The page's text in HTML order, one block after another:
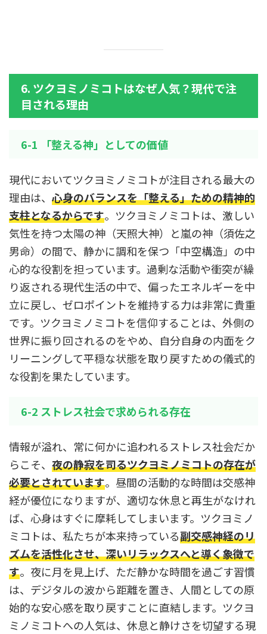
6. ツクヨミノミコトはなぜ人気？現代で注
目される理由
6-1 「整える神」としての価値
現代においてツクヨミノミコトが注目される最大の
理由は、 心身のバランスを「整える」ための精神的
支柱となるからです。ツクヨミノミコトは、激しい
気性を持つ太陽の神（天照大神）と嵐の神（須佐之
男命）の間で、静かに調和を保つ「中空構造」の中
心的な役割を担っています。過剰な活動や衝突が繰
り返される現代生活の中で、偏ったエネルギーを中
立に戻し、ゼロポイントを維持する力は非常に貴重
です。ツクヨミノミコトを信仰することは、外側の
世界に振り回されるのをやめ、自分自身の内面をク
リーニングして平穏な状態を取り戻すための儀式的
な役割を果たしています。
6-2 ストレス社会で求められる存在
情報が溢れ、常に何かに追われるストレス社会だか
らこそ、 夜の静寂を司るツクヨミノミコトの存在が
必要とされています。昼間の活動的な時間は交感神
経が優位になりますが、適切な休息と再生がなけれ
ば、心身はすぐに摩耗してしまいます。ツクヨミノ
ミコトは、私たちが本来持っている副交感神経のリ
ズムを活性化させ、深いリラックスへと導く象徴で
す。夜に月を見上げ、ただ静かな時間を過ごす習慣
は、デジタルの波から距離を置き、人間としての原
始的な安心感を取り戻すことに直結します。ツクヨ
ミノミコトへの人気は、休息と静けさを切望する現